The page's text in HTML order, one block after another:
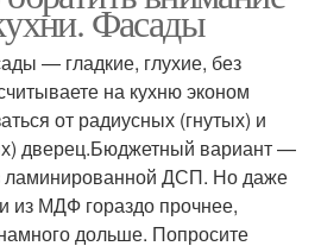
Фасады
— гладкие, глухие, без
на кухню эконом
от радиусных (гнутых) и
дверец.Бюджетный вариант —
ламинированной ДСП. Но даже
из МДФ гораздо прочнее,
дольше. Попросите